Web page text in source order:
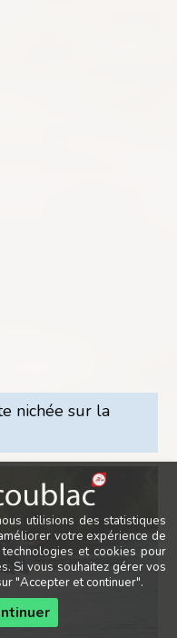
nichée sur la
utilisions des statistiques
votre expérience de
et cookies pour
Si vous souhaitez gérer vos
"Accepter et continuer".